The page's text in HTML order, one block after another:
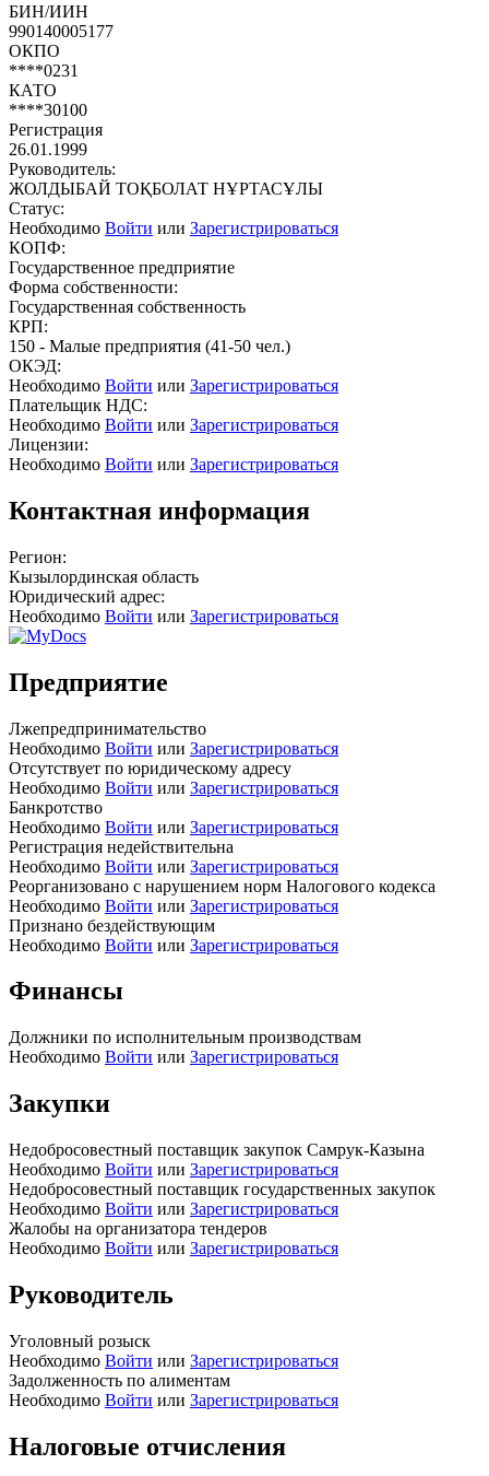
БИН/ИИН
990140005177
ОКПО
****0231
КАТО
****30100
Регистрация
26.01.1999
Руководитель:
ЖОЛДЫБАЙ ТОҚБОЛАТ НҰРТАСҰЛЫ
Статус:
Необходимо Войти или Зарегистрироваться
КОПФ:
Государственное предприятие
Форма собственности:
Государственная собственность
КРП:
150 - Малые предприятия (41-50 чел.)
ОКЭД:
Необходимо Войти или Зарегистрироваться
Плательщик НДС:
Необходимо Войти или Зарегистрироваться
Лицензии:
Необходимо Войти или Зарегистрироваться
Контактная информация
Регион:
Кызылординская область
Юридический адрес:
Необходимо Войти или Зарегистрироваться
Предприятие
Лжепредпринимательство
Необходимо Войти или Зарегистрироваться
Отсутствует по юридическому адресу
Необходимо Войти или Зарегистрироваться
Банкротство
Необходимо Войти или Зарегистрироваться
Регистрация недействительна
Необходимо Войти или Зарегистрироваться
Реорганизовано с нарушением норм Налогового кодекса
Необходимо Войти или Зарегистрироваться
Признано бездействующим
Необходимо Войти или Зарегистрироваться
Финансы
Должники по исполнительным производствам
Необходимо Войти или Зарегистрироваться
Закупки
Недобросовестный поставщик закупок Самрук-Казына
Необходимо Войти или Зарегистрироваться
Недобросовестный поставщик государственных закупок
Необходимо Войти или Зарегистрироваться
Жалобы на организатора тендеров
Необходимо Войти или Зарегистрироваться
Руководитель
Уголовный розыск
Необходимо Войти или Зарегистрироваться
Задолженность по алиментам
Необходимо Войти или Зарегистрироваться
Налоговые отчисления